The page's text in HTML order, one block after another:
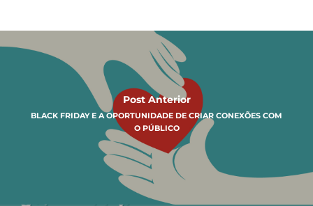
Post Anterior
BLACK FRIDAY E A OPORTUNIDADE DE CRIAR CONEXÕES COM
O PÚBLICO